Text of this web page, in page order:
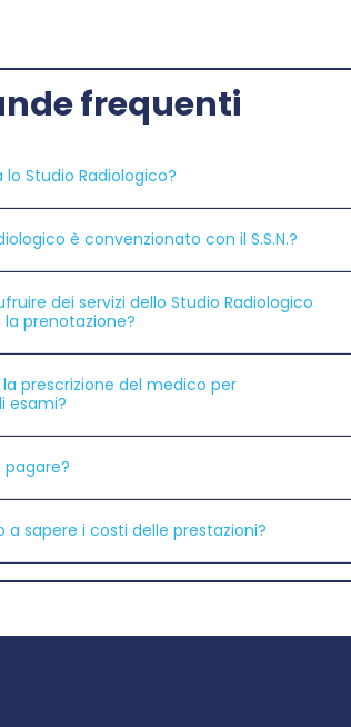
frequenti
lo Studio Radiologico?
è convenzionato con il S.S.N.?
dei servizi dello Studio Radiologico
prenotazione?
la prescrizione del medico per
esami?
sapere i costi delle prestazioni?